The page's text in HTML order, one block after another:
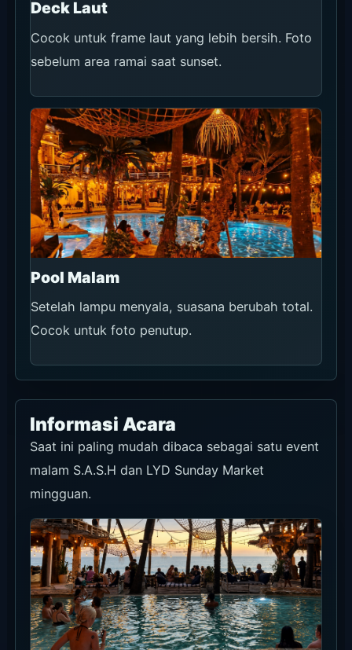
La Brisa / LYD Sunday Market
Market mingguan setiap Minggu 10.00-16.00. Dalam
periode ini tanggalnya 7 Juni dan 14 Juni 2026.
Pisahkan dari reservasi seat dan dining regular.
Juni 2026)
Area
Echo Beach / Canggu
Lihat detail acara
Diskon dan Promo yang Berlaku
Benefit resmi yang perlu dicek saat ini adalah
syarat reservasi tanpa belanja minimum sebelum
pukul 16.00 dari Senin sampai Rabu. Cek
kategori seat, tanggal, dan syarat hari event di
alur reservasi resmi.